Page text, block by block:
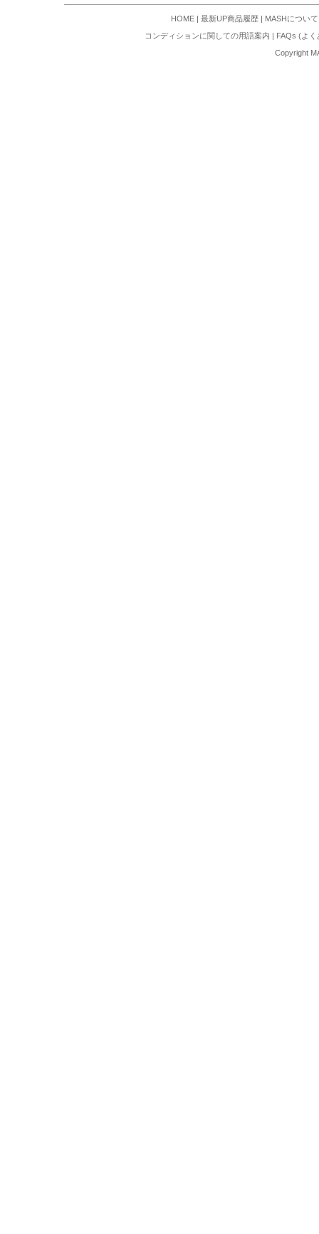
HOME | 最新UP商品履歴 | MASHについて
コンディションに関しての用語案内 | FAQs (よ
Copyright